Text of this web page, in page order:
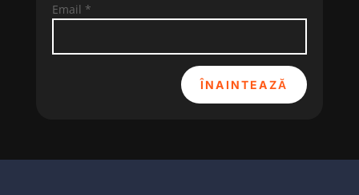
Email *
ÎNAINTEAZĂ